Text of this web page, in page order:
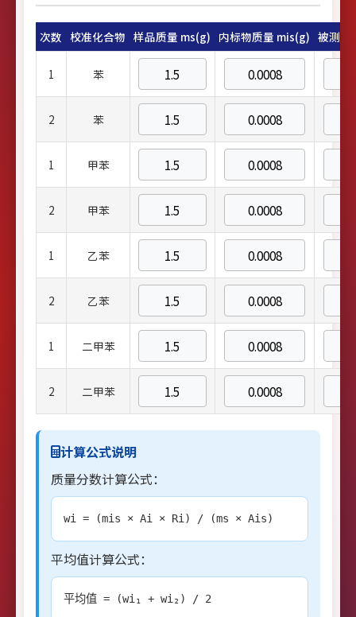
次数 校准化合物 样品质量 ms(g) 内标物质量 mis(g) 被测化
1 苯
2 苯
1 甲苯
2 甲苯
1 乙苯
2 乙苯
1 二甲苯
2 二甲苯
计算公式说明
质量分数计算公式：
wi = (mis × Ai × Ri) / (ms × Ais)
平均值计算公式：
平均值 = (wi₁ + wi₂) / 2